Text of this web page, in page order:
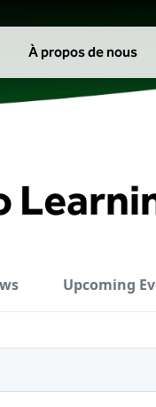
À propos de nous
Upcoming